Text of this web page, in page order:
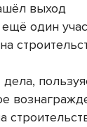
выход
один